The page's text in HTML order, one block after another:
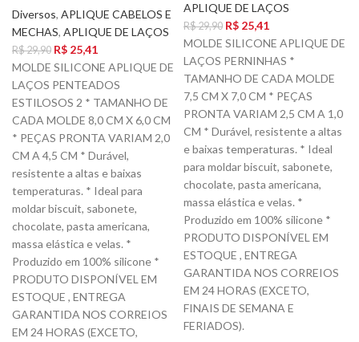
Diversos, APLIQUE CABELOS E
MECHAS, APLIQUE DE LAÇOS
R$29,90 R$ 25,41
MOLDE SILICONE APLIQUE DE
LAÇOS PENTEADOS
ESTILOSOS 2 * TAMANHO DE
CADA MOLDE 8,0 CM X 6,0 CM
* PEÇAS PRONTA VARIAM 2,0
CM A 4,5 CM * Durável,
resistente a altas e baixas
temperaturas. * Ideal para
moldar biscuit, sabonete,
chocolate, pasta americana,
massa elástica e velas. *
Produzido em 100% silicone *
PRODUTO DISPONÍVEL EM
ESTOQUE , ENTREGA
GARANTIDA NOS CORREIOS
EM 24 HORAS (EXCETO,
APLIQUE DE LAÇOS
R$29,90 R$ 25,41
MOLDE SILICONE APLIQUE DE
LAÇOS PERNINHAS *
TAMANHO DE CADA MOLDE
7,5 CM X 7,0 CM * PEÇAS
PRONTA VARIAM 2,5 CM A 1,0
CM * Durável, resistente a altas
e baixas temperaturas. * Ideal
para moldar biscuit, sabonete,
chocolate, pasta americana,
massa elástica e velas. *
Produzido em 100% silicone *
PRODUTO DISPONÍVEL EM
ESTOQUE , ENTREGA
GARANTIDA NOS CORREIOS
EM 24 HORAS (EXCETO,
FINAIS DE SEMANA E
FERIADOS).